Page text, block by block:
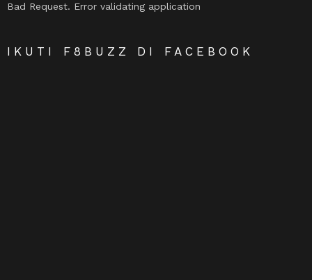
Bad Request. Error validating application
IKUTI F8BUZZ DI FACEBOOK